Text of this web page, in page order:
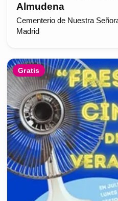
Almudena
Cementerio de Nuestra
Madrid
Gratis